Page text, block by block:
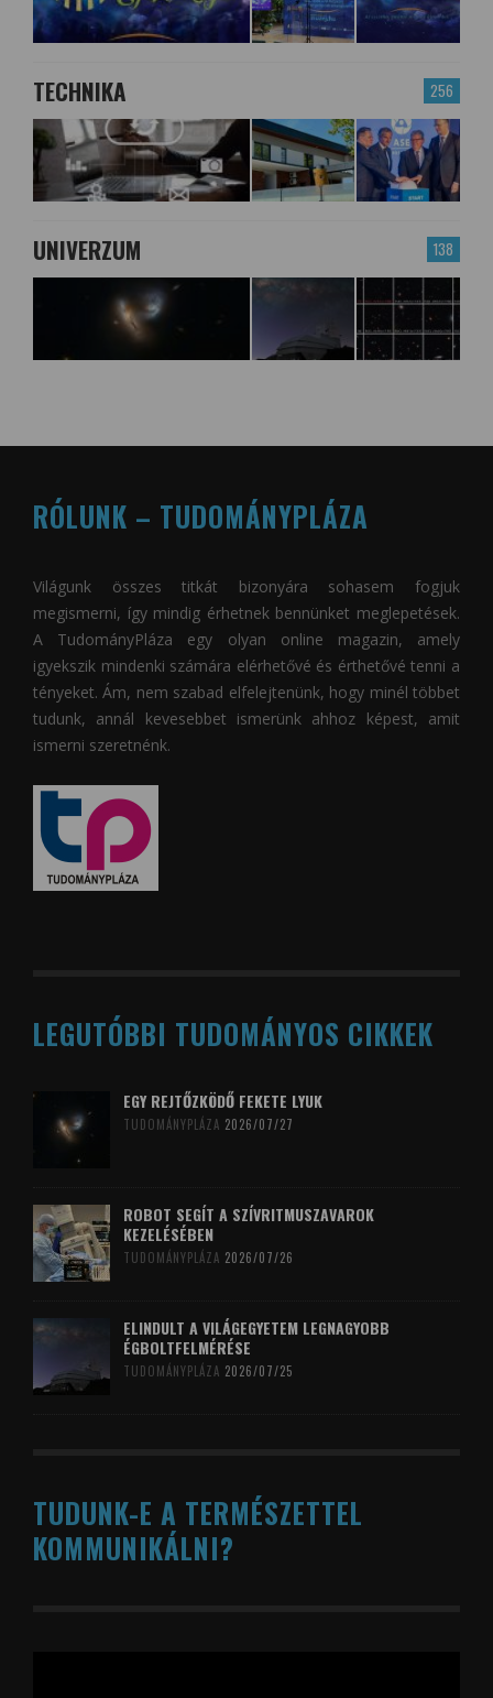
256
TECHNIKA
138
UNIVERZUM
RÓLUNK – TUDOMÁNYPLÁZA
Világunk összes titkát bizonyára sohasem fogjuk
megismerni, így mindig érhetnek bennünket meglepetések.
A TudományPláza egy olyan online magazin, amely
igyekszik mindenki számára elérhetővé és érthetővé tenni a
tényeket. Ám, nem szabad elfelejtenünk, hogy minél többet
tudunk, annál kevesebbet ismerünk ahhoz képest, amit
ismerni szeretnénk.
LEGUTÓBBI TUDOMÁNYOS CIKKEK
EGY REJTŐZKÖDŐ FEKETE LYUK
TUDOMÁNYPLÁZA 2026/07/27
ROBOT SEGÍT A SZÍVRITMUSZAVAROK
KEZELÉSÉBEN
TUDOMÁNYPLÁZA 2026/07/26
ELINDULT A VILÁGEGYETEM LEGNAGYOBB
ÉGBOLTFELMÉRÉSE
TUDOMÁNYPLÁZA 2026/07/25
TUDUNK-E A TERMÉSZETTEL
KOMMUNIKÁLNI?